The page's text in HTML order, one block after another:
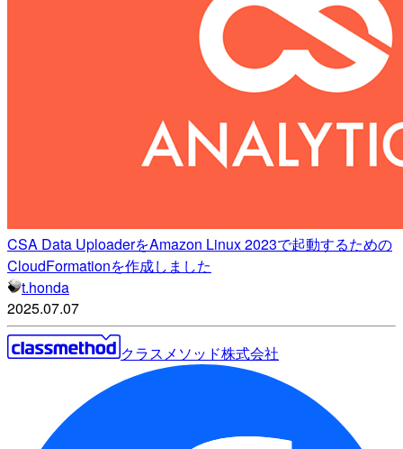
CSA Data UploaderをAmazon Linux 2023で起動するための
CloudFormationを作成しました
t.honda
2025.07.07
クラスメソッド株式会社